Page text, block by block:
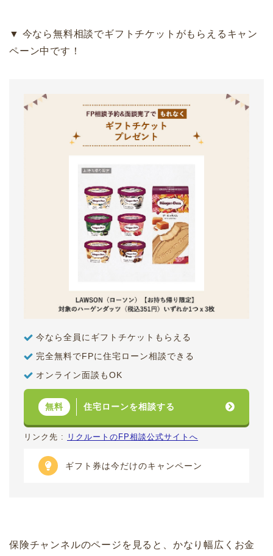
▼ 今なら無料相談でギフトチケットがもらえるキャン
ペーン中です！
今なら全員にギフトチケットもらえる
完全無料でFPに住宅ローン相談できる
オンライン面談もOK
無料 住宅ローンを相談する
リンク先 : リクルートのFP相談公式サイトへ
ギフト券は今だけのキャンペーン
保険チャンネルのページを見ると、かなり幅広くお金